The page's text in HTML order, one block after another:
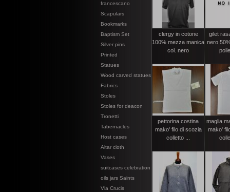
francescano
Scapulars
Bookmarks
Baptism Set
Silver pins
Printed
Statues
Wood carved statues
Fabrics
Stoles
Stoles for deacon
Tronetti
Tabernacles
Host cases
Altar cloth
Vases
suitcases celebration
oils jars Saints
Via Crucis
clergy in cotone
100% mezza manica
col. nero
gilet
nero
pettorina costina
mako' filo di scozia
colletto ...
maglia
mako'